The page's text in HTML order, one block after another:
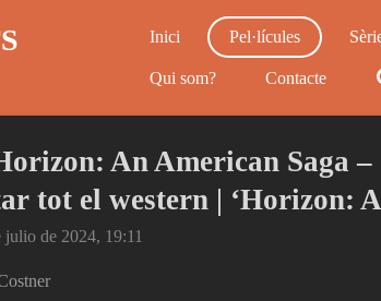
Inici Pel·lícules
Qui som? Contacte
An American Saga
tot el western | ‘Horizon:
de 2024, 19:11